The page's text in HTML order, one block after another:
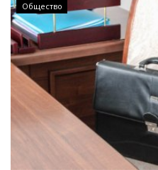
Общество